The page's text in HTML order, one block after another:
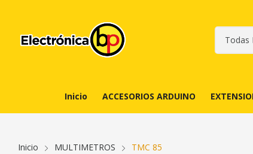
Inicio ACCESORIOS ARDUINO
Inicio MULTIMETROS TMC 85